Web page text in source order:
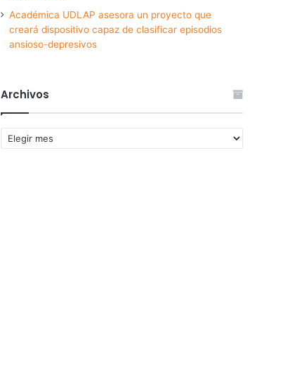
Académica UDLAP asesora un proyecto que
creará dispositivo capaz de clasificar episodios
ansioso-depresivos
Archivos
Archivos